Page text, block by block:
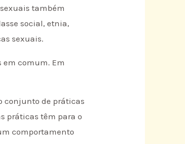
também
social, etnia,
sexuais.
em comum. Em
conjunto de práticas
práticas têm para o
comportamento